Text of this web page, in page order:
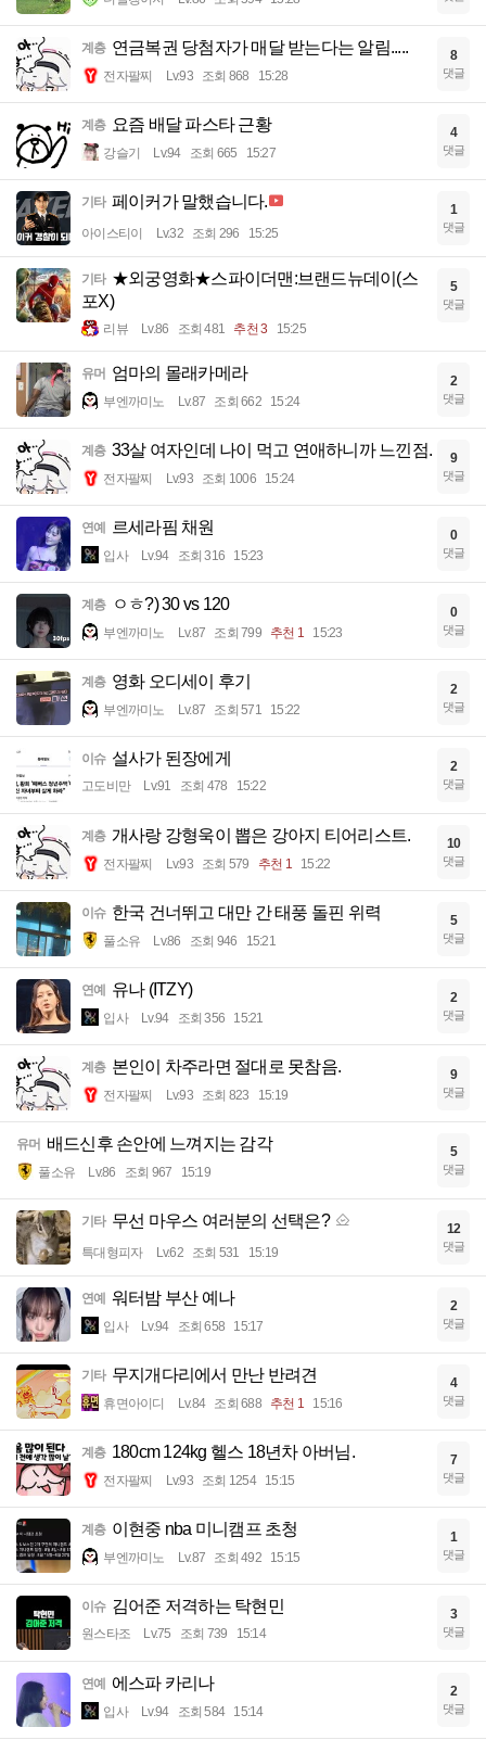
계층 연금복권 당첨자가 매달 받는다는 알림.....
전자팔찌 Lv.93 조회 868 15:28
8
댓글
계층 요즘 배달 파스타 근황
강슬기 Lv.94 조회 665 15:27
4
댓글
기타 페이커가 말했습니다.
아이스티이 Lv.32 조회 296 15:25
1
댓글
기타 ★외궁영화★스파이더맨:브랜드뉴데이(스
포X)
리뷰 Lv.86 조회 481 추천 3 15:25
5
댓글
유머 엄마의 몰래카메라
부엔까미노 Lv.87 조회 662 15:24
2
댓글
계층 33살 여자인데 나이 먹고 연애하니까 느낀점.
전자팔찌 Lv.93 조회 1006 15:24
9
댓글
연예 르세라핌 채원
입사 Lv.94 조회 316 15:23
0
댓글
계층 ㅇㅎ?) 30 vs 120
부엔까미노 Lv.87 조회 799 추천 1 15:23
0
댓글
계층 영화 오디세이 후기
부엔까미노 Lv.87 조회 571 15:22
2
댓글
이슈 설사가 된장에게
고도비만 Lv.91 조회 478 15:22
2
댓글
계층 개사랑 강형욱이 뽑은 강아지 티어리스트.
전자팔찌 Lv.93 조회 579 추천 1 15:22
10
댓글
이슈 한국 건너뛰고 대만 간 태풍 돌핀 위력
풀소유 Lv.86 조회 946 15:21
5
댓글
연예 유나 (ITZY)
입사 Lv.94 조회 356 15:21
2
댓글
계층 본인이 차주라면 절대로 못참음.
전자팔찌 Lv.93 조회 823 15:19
9
댓글
유머 배드신후 손안에 느껴지는 감각
풀소유 Lv.86 조회 967 15:19
5
댓글
기타 무선 마우스 여러분의 선택은?
특대형피자 Lv.62 조회 531 15:19
12
댓글
연예 워터밤 부산 예나
입사 Lv.94 조회 658 15:17
2
댓글
기타 무지개다리에서 만난 반려견
휴면아이디 Lv.84 조회 688 추천 1 15:16
4
댓글
계층 180cm 124kg 헬스 18년차 아버님.
전자팔찌 Lv.93 조회 1254 15:15
7
댓글
계층 이현중 nba 미니캠프 초청
부엔까미노 Lv.87 조회 492 15:15
1
댓글
이슈 김어준 저격하는 탁현민
원스타조 Lv.75 조회 739 15:14
3
댓글
연예 에스파 카리나
입사 Lv.94 조회 584 15:14
2
댓글